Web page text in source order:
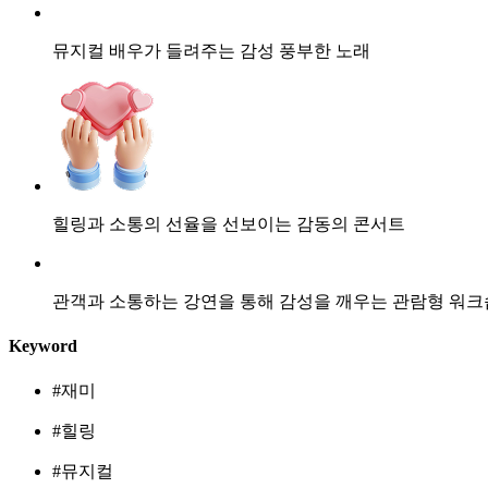
뮤지컬 배우가 들려주는 감성 풍부한 노래
힐링과 소통의 선율을 선보이는 감동의 콘서트
관객과 소통하는 강연을 통해 감성을 깨우는 관람형 워크
Keyword
#재미
#힐링
#뮤지컬